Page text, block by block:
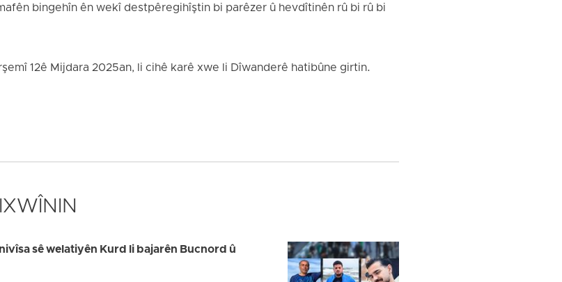
bingehîn ên wekî destpêregihîştin bi parêzer û hevdîtinên rû bi rû bi
12ê Mijdara 2025an, li cihê karê xwe li Dîwanderê hatibûne girtin.
sê welatiyên Kurd li bajarên Bucnord û